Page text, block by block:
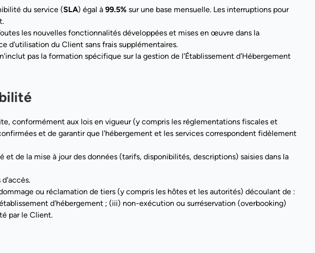
du service (SLA) égal à 99.5% sur une base mensuelle. Les interruptions pour
les nouvelles fonctionnalités développées et mises en œuvre dans la
d'utilisation du Client sans frais supplémentaires.
pas la formation spécifique sur la gestion de l'Établissement d'Hébergement
conformément aux lois en vigueur (y compris les réglementations fiscales et
et de garantir que l'hébergement et les services correspondent fidèlement
de la mise à jour des données (tarifs, disponibilités, descriptions) saisies dans la
ou réclamation de tiers (y compris les hôtes et les autorités) découlant de :
d'hébergement ; (iii) non-exécution ou surréservation (overbooking)
par le Client.